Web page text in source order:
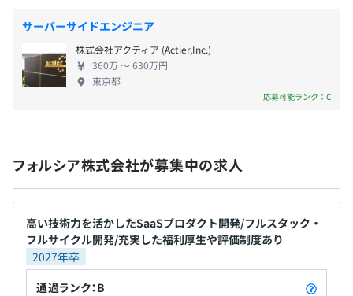
や休職者などは対象外となりますが、対象外の場合は役員
査定の特別賞与額となります。）
す。
ネクト』の導入・運用・保守、ならびにプロダクト開発を
統括するディレクション部門の募集となります。
ディレクション部門は、プロジェクト推進・プロダクト開
発・サービス運用の3チームに分かれており、全体で20名
ほどの組織になります。
「支給対象者が30名いた場合、●万円をどのように分配
しますか?」というサーベイを行い、比率を見て支給金額
を決定するユニークな制度です。
社会保険完備（健康保険・厚生年金加入・雇用保険・労災
保険）
※関東ITソフトウェア健康保険組合加入
サーバーサイドエンジニア
株式会社アクティア (Actier,Inc.)
360万 〜 630万円
東京都
応募可能ランク：C
フォルシア株式会社が募集中の求人
高い技術力を活かしたSaaSプロダクト開発/フルスタック・
フルサイクル開発/充実した福利厚生や評価制度あり
2027年卒
通過ランク：B